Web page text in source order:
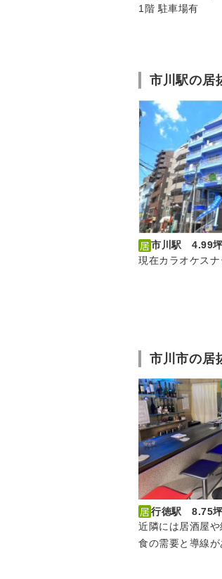
1階 駐車場有
市川駅の居
市川駅 4.99坪
現在カラオケス
市川市の居
行徳駅 8.75坪
近隣には居酒屋
食の需要と導線が